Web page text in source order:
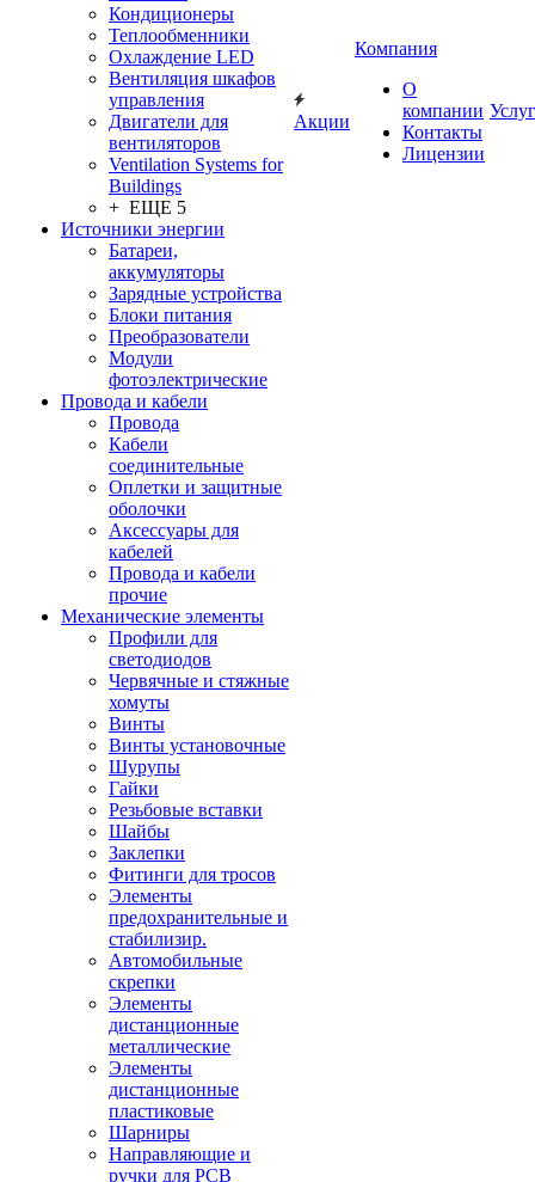
Кондиционеры
Теплообменники
Охлаждение LED
Вентиляция шкафов
управления
Двигатели для
вентиляторов
Ventilation Systems for
Buildings
+ ЕЩЕ 5
Источники энергии
Батареи,
аккумуляторы
Зарядные устройства
Блоки питания
Преобразователи
Модули
фотоэлектрические
Провода и кабели
Провода
Кабели
соединительные
Оплетки и защитные
оболочки
Аксессуары для
кабелей
Провода и кабели
прочие
Механические элементы
Профили для
светодиодов
Червячные и стяжные
хомуты
Винты
Винты установочные
Шурупы
Гайки
Резьбовые вставки
Шайбы
Заклепки
Фитинги для тросов
Элементы
предохранительные и
стабилизир.
Автомобильные
скрепки
Элементы
дистанционные
металлические
Элементы
дистанционные
пластиковые
Шарниры
Направляющие и
ручки для PCB
Акции
Компания
О
компании
Контакты
Лицензии